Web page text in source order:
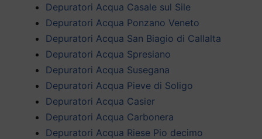
Depuratori Acqua Casale sul Sile
Depuratori Acqua Ponzano Veneto
Depuratori Acqua San Biagio di Callalta
Depuratori Acqua Spresiano
Depuratori Acqua Susegana
Depuratori Acqua Pieve di Soligo
Depuratori Acqua Casier
Depuratori Acqua Carbonera
Depuratori Acqua Riese Pio decimo